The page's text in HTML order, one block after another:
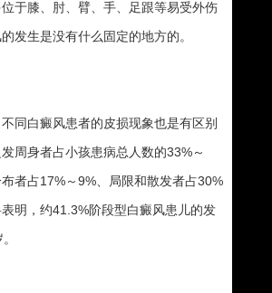
于膝、肘、臂、手、足跟等易受外伤
发生是没有什么固定的地方的。
白癜风患者的皮损现象也是有区别
周身者占小孩患病总人数的33%～
者占17%～9%、局限和散发者占30%
明，约41.3%阶段型白癜风患儿的发